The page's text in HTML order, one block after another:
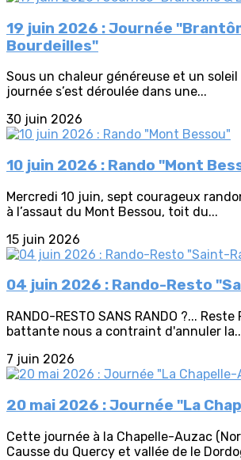
19 juin 2026 : Journée
Bourdeilles"
Sous un chaleur généreuse et un
journée s’est déroulée dans une...
30 juin 2026
10 juin 2026 : Rando "Mont
Mercredi 10 juin, sept courageux
à l’assaut du Mont Bessou, toit du...
15 juin 2026
04 juin 2026 : Rando-Resto
RANDO-RESTO SANS RANDO ?... Reste
battante nous a contraint d'annuler
7 juin 2026
20 mai 2026 : Journée "La
Cette journée à la Chapelle-Auzac
Causse du Quercy et vallée de le